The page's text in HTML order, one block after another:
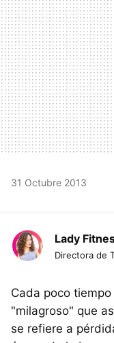
31 Octubre 2013
Lady
Directora de
Cada poco
"milagroso" que
se refiere a